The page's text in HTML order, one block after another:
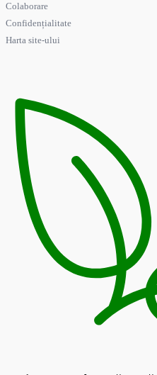
Colaborare
Confidențialitate
Harta site-ului